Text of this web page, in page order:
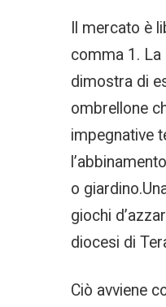
Il mercato è
comma 1.
dimostra di
ombrellone
impegnative
o
giochi
diocesi di
Ciò avviene